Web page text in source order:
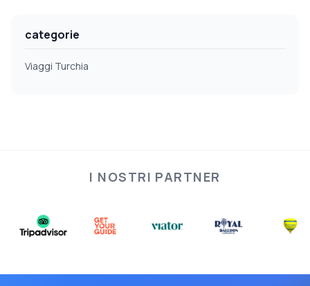
categorie
Viaggi Turchia
I NOSTRI PARTNER